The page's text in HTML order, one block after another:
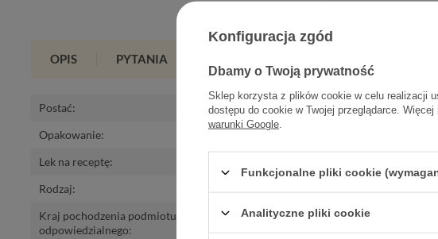
OPIS PYTANIA
Postać: kaps.,kapsułki
Opakowanie:
Lek na receptę:
Rodzaj:
Kraj pochodzenia podmiotu
odpowiedzialnego:
Polska
Konfiguracja zgód
Dbamy o Twoją prywatność
Sklep korzysta z plików cookie w celu realizacji
dostępu do cookie w Twojej przeglądarce.
warunki Google
Funkcjonalne pliki cookie
Analityczne pliki cookie